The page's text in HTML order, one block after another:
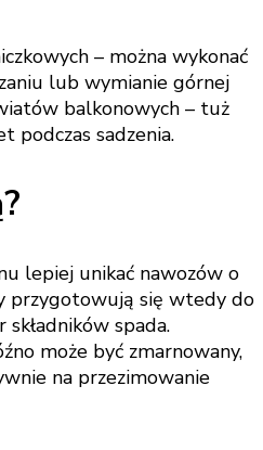
– można wykonać
lub wymianie górnej
balkonowych – tuż
podczas sadzenia.
lepiej unikać nawozów o
przygotowują się wtedy do
spada.
może być zmarnowany,
na przezimowanie